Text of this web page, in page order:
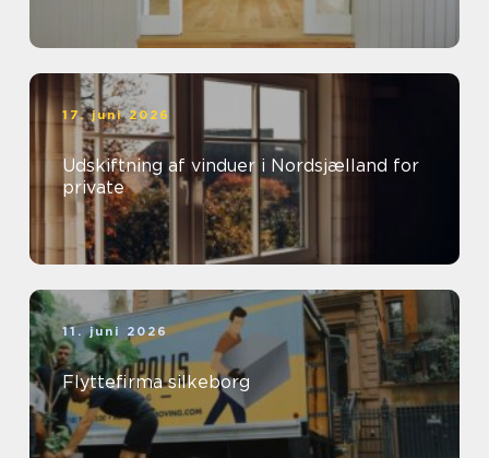
17. juni 2026
Udskiftning af vinduer i Nordsjælland for
private
11. juni 2026
Flyttefirma silkeborg